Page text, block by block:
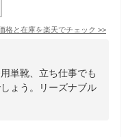
格と在庫を楽天でチェック >>
単靴、立ち仕事でも
ょう。リーズナブル